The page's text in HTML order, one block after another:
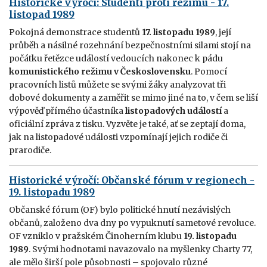
Historické výročí: Studenti proti režimu - 17.
listopad 1989
Pokojná demonstrace studentů 17. listopadu 1989, její
průběh a násilné rozehnání bezpečnostními silami stojí na
počátku řetězce událostí vedoucích nakonec k pádu
komunistického režimu v Československu. Pomocí
pracovních listů můžete se svými žáky analyzovat tři
dobové dokumenty a zaměřit se mimo jiné na to, v čem se liší
výpověď přímého účastníkalistopadových událostía
oficiální zpráva z tisku. Vyzvěte je také, ať se zeptají doma,
jak na listopadové události vzpomínají jejich rodiče či
prarodiče.
Historické výročí: Občanské fórum v regionech -
19. listopadu 1989
Občanské fórum (OF) bylo politické hnutí nezávislých
občanů, založeno dva dny po vypuknutí sametové revoluce.
OF vzniklo v pražském Činoherním klubu 19. listopadu
1989. Svými hodnotami navazovalo na myšlenky Charty 77,
ale mělo širší pole působnosti – spojovalo různé